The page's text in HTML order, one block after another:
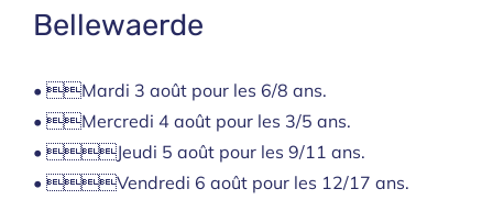
Bellewaerde
• Mardi 3 août pour les 6/8 ans.
• Mercredi 4 août pour les 3/5 ans.
• Jeudi 5 août pour les 9/11 ans.
• Vendredi 6 août pour les 12/17 ans.